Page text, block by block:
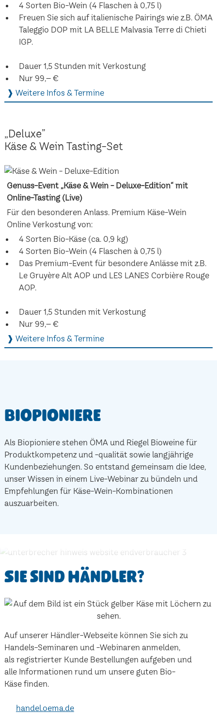
4 Sorten Bio-Wein (4 Flaschen à 0,75 l)
Freuen Sie sich auf italienische Pairings wie z.B. ÖMA
Taleggio DOP mit LA BELLE Malvasia Terre di Chieti
IGP.
Dauer 1,5 Stunden mit Verkostung
Nur 99,– €
❱ Weitere Infos & Termine
„Deluxe”
Käse & Wein Tasting-Set
Genuss-Event „Käse & Wein - Deluxe-Edition“ mit
Online-Tasting (Live)
Für den besonderen Anlass. Premium Käse-Wein
Online Verkostung von:
4 Sorten Bio-Käse (ca. 0,9 kg)
4 Sorten Bio-Wein (4 Flaschen à 0,75 l)
Das Premium-Event für besondere Anlässe mit z.B.
Le Gruyère Alt AOP und LES LANES Corbière Rouge
AOP.
Dauer 1,5 Stunden mit Verkostung
Nur 99,– €
❱ Weitere Infos & Termine
Biopioniere
Als Biopioniere stehen ÖMA und Riegel Bioweine für
Produktkompetenz und -qualität sowie langjährige
Kundenbeziehungen. So entstand gemeinsam die Idee,
unser Wissen in einem Live-Webinar zu bündeln und
Empfehlungen für Käse-Wein-Kombinationen
auszuarbeiten.
Sie sind Händler?
Auf unserer Händler-Webseite können Sie sich zu
Handels-Seminaren und -Webinaren anmelden,
als registrierter Kunde Bestellungen aufgeben und
alle Informationen rund um unsere guten Bio-
Käse finden.
handel.oema.de